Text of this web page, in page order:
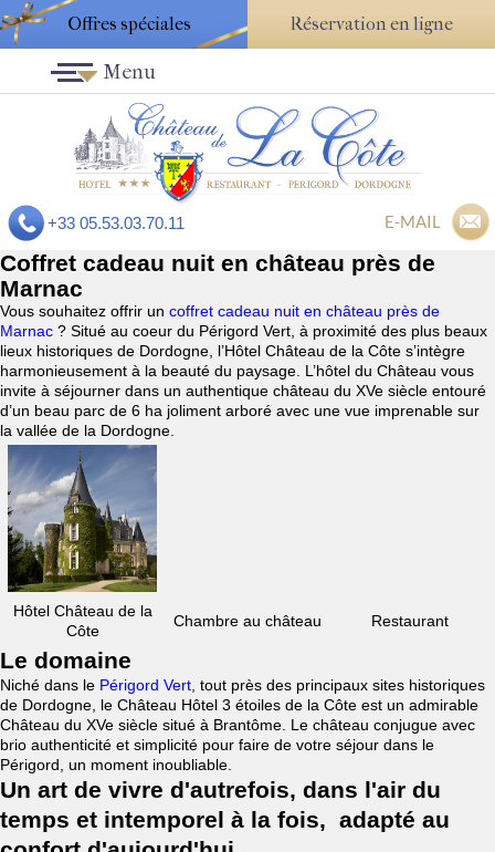
Offres spéciales Réservation en ligne
+33 05.53.03.70.11 E-MAIL
Menu
Coffret cadeau nuit en château près de
Marnac
Vous souhaitez offrir un coffret cadeau nuit en château près de
Marnac ? Situé au coeur du Périgord Vert, à proximité des plus beaux
lieux historiques de Dordogne, l’Hôtel Château de la Côte s’intègre
harmonieusement à la beauté du paysage. L’hôtel du Château vous
invite à séjourner dans un authentique château du XVe siècle entouré
d’un beau parc de 6 ha joliment arboré avec une vue imprenable sur
la vallée de la Dordogne.
Hôtel Château de la
Côte
Chambre au château Restaurant
Le domaine
Niché dans le Périgord Vert , tout près des principaux sites historiques
de Dordogne, le Château Hôtel 3 étoiles de la Côte est un admirable
Château du XVe siècle situé à Brantôme. Le château conjugue avec
brio authenticité et simplicité pour faire de votre séjour dans le
Périgord, un moment inoubliable.
Un art de vivre d'autrefois, dans l'air du
temps et intemporel à la fois, adapté au